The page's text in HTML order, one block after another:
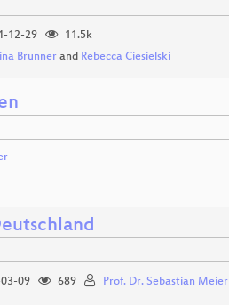
12-29
11.5k
Brunner and Rebecca Ciesielski
09 689 Prof. Dr. Sebastian Meier